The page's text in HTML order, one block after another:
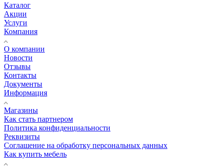
Каталог
Акции
Услуги
Компания
О компании
Новости
Отзывы
Контакты
Документы
Информация
Магазины
Как стать партнером
Политика конфиденциальности
Реквизиты
Соглашение на обработку персональных данных
Как купить мебель